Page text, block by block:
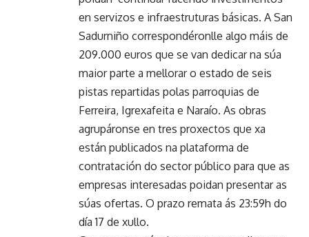
en servizos e infraestruturas básicas. A San
Sadurniño correspondéronlle algo máis de
209.000 euros que se van dedicar na súa
maior parte a mellorar o estado de seis
pistas repartidas polas parroquias de
Ferreira, Igrexafeita e Naraío. As obras
agrupáronse en tres proxectos que xa
están publicados na plataforma de
contratación do sector público para que as
empresas interesadas poidan presentar as
súas ofertas. O prazo remata ás 23:59h do
día 17 de xullo.